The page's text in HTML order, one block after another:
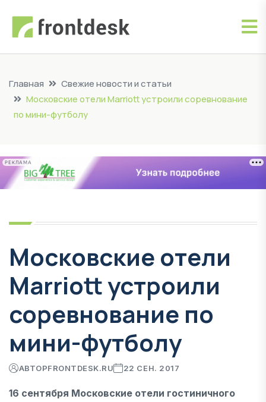
Главная
Свежие новости и статьи
Московские отели Marriott устроили соревнование
по мини-футболу
РЕКЛАМА
Московские отели
Marriott устроили
соревнование по
мини-футболу
АВТОРFRONTDESK.RU 22 СЕН. 2017
16 сентября Московские отели гостиничного